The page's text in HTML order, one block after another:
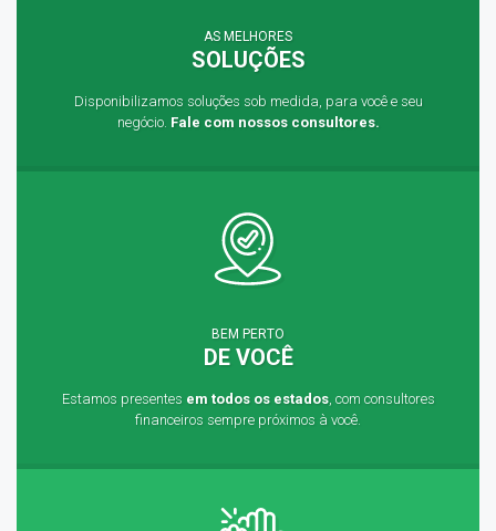
AS MELHORES
SOLUÇÕES
Disponibilizamos soluções sob medida, para você e seu
negócio. Fale com nossos consultores.
BEM PERTO
DE VOCÊ
Estamos presentes em todos os estados, com consultores
financeiros sempre próximos à você.